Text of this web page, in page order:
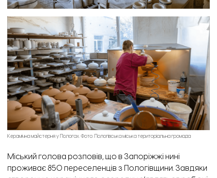
Керамічна майстерня у Пологах. Фото: Пологівська міська територіальна громада
Міський голова розповів, що в Запоріжжі нині
проживає 850 переселенців з Пологівщини. Завдяки